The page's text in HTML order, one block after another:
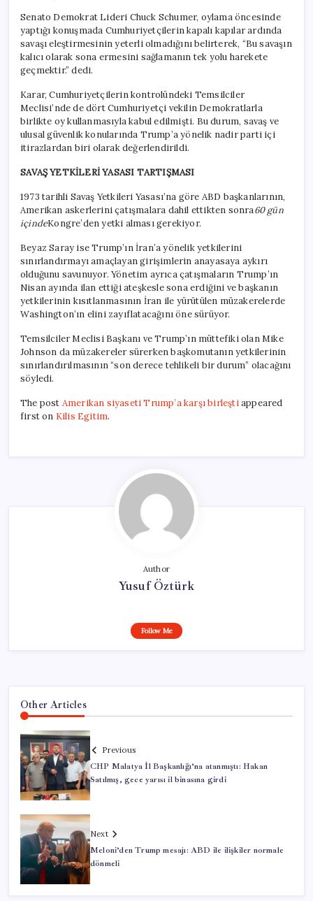
Senato Demokrat Lideri Chuck Schumer, oylama öncesinde
yaptığı konuşmada Cumhuriyetçilerin kapalı kapılar ardında
savaşı eleştirmesinin yeterli olmadığını belirterek, “Bu savaşın
kalıcı olarak sona ermesini sağlamanın tek yolu harekete
geçmektir.” dedi.
Karar, Cumhuriyetçilerin kontrolündeki Temsilciler
Meclisi’nde de dört Cumhuriyetçi vekilin Demokratlarla
birlikte oy kullanmasıyla kabul edilmişti. Bu durum, savaş ve
ulusal güvenlik konularında Trump’a yönelik nadir parti içi
itirazlardan biri olarak değerlendirildi.
SAVAŞ YETKİLERİ YASASI TARTIŞMASI
1973 tarihli Savaş Yetkileri Yasası’na göre ABD başkanlarının,
Amerikan askerlerini çatışmalara dahil ettikten sonra60 gün
içindeKongre’den yetki alması gerekiyor.
Beyaz Saray ise Trump’ın İran’a yönelik yetkilerini
sınırlandırmayı amaçlayan girişimlerin anayasaya aykırı
olduğunu savunuyor. Yönetim ayrıca çatışmaların Trump’ın
Nisan ayında ilan ettiği ateşkesle sona erdiğini ve başkanın
yetkilerinin kısıtlanmasının İran ile yürütülen müzakerelerde
Washington’ın elini zayıflatacağını öne sürüyor.
Temsilciler Meclisi Başkanı ve Trump’ın müttefiki olan Mike
Johnson da müzakereler sürerken başkomutanın yetkilerinin
sınırlandırılmasının “son derece tehlikeli bir durum” olacağını
söyledi.
The post Amerikan siyaseti Trump’a karşı birleştiappeared
first on Kilis Egitim.
Author
Yusuf Öztürk
Follow Me
Other Articles
Previous
CHP Malatya İl Başkanlığı’na atanmıştı: Hakan
Satılmış, gece yarısı il binasına girdi
Next
Meloni’den Trump mesajı: ABD ile ilişkiler normale
dönmeli